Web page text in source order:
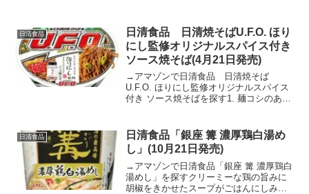
日清食品
日清食品 日清焼そばU.F.O. ほり
にし監修オリジナルスパイス付き
ソース焼そば(4月21日発売)
→アマゾンで日清食品 日清焼そば
U.F.O. ほりにし監修オリジナルスパイス
付き ソース焼そばを探す1. 麺コシのある
そばのような香ばしい風味をきかせたソ
ース。3...
日清食品
日清食品「銀座 篝 濃厚鶏白湯め
し」(10月21日発売)
→アマゾンで日清食品「銀座 篝 濃厚鶏白
湯めし」を探すクリーミーな鶏の旨みに
胡椒をきかせたスープがごはんにしみこ